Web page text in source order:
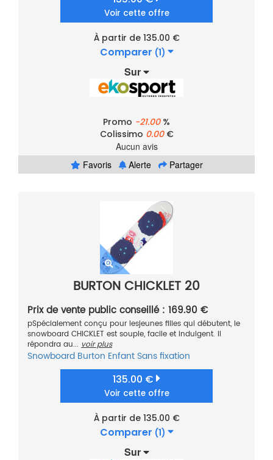
Voir cette offre
À partir de 135.00 €
Comparer (1)
Sur
Promo -21.00%
Colissimo 0.00€
Aucun avis
Favoris
Alerte Partager
BURTON CHICKLET 20
Prix de vente public conseillé : 169.90 €
pSpécialement conçu pour lesjeunes filles qui débutent, le
snowboard CHICKLET est souple, facile et indulgent. Il
répondra au... voir plus
Snowboard Burton Enfant Sans fixation
135.00 €
Voir cette offre
À partir de 135.00 €
Comparer (1)
Sur